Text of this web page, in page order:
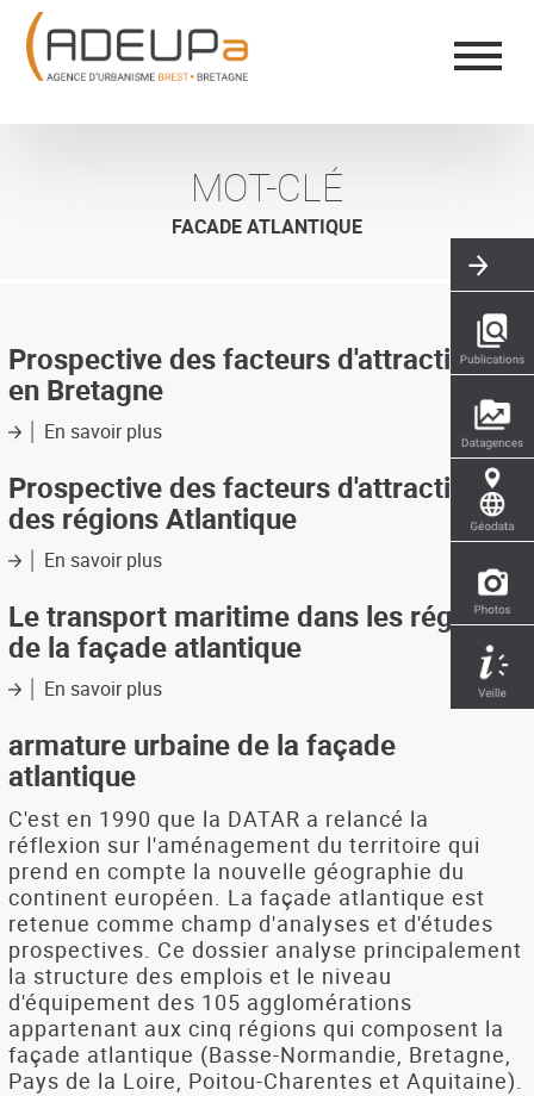
Aller
contenu
principal
MOT-CLÉ
FACADE ATLANTIQUE
Prospective des facteurs d'attractivité
en Bretagne
En savoir plussur
des
facteurs
d'attractivité
Bretagne
Prospective des facteurs d'attractivité
des régions Atlantique
En savoir plussur
des
facteurs
d'attractivité
régions
Le transport maritime dans les régions
de la façade atlantique
En savoir plussur
transport
maritime
régions
de
la
façade
atlantique
armature urbaine de la façade
atlantique
C'est en 1990 que la DATAR a relancé la
réflexion sur l'aménagement du territoire qui
prend en compte la nouvelle géographie du
continent européen. La façade atlantique est
retenue comme champ d'analyses et d'études
prospectives. Ce dossier analyse principalement
la structure des emplois et le niveau
d'équipement des 105 agglomérations
appartenant aux cinq régions qui composent la
façade atlantique (Basse-Normandie, Bretagne,
Pays de la Loire, Poitou-Charentes et Aquitaine).
Panneau de gestion des cookies